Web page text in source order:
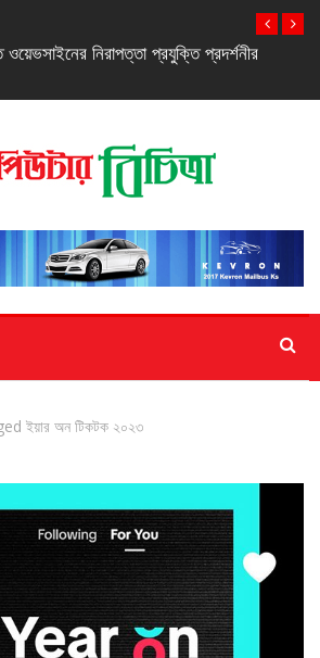
পাওয়ার নিশ্চিতে রিয়েলমির নতুন সি-সিরিজ স্মার্টফোন
ইয়ার অন টিকটক ২০২৩